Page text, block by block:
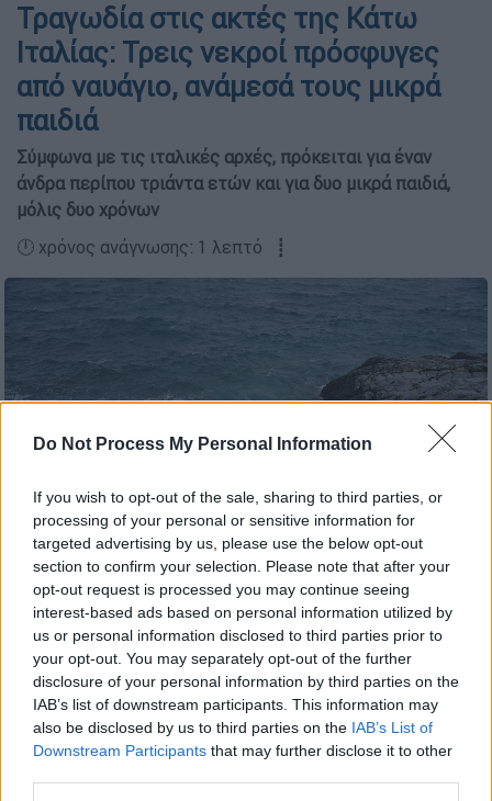
Do Not Process My Personal Information
If you wish to opt-out of the sale, sharing to third parties, or
processing of your personal or sensitive information for
targeted advertising by us, please use the below opt-out
section to confirm your selection. Please note that after your
opt-out request is processed you may continue seeing
interest-based ads based on personal information utilized by
us or personal information disclosed to third parties prior to
your opt-out. You may separately opt-out of the further
disclosure of your personal information by third parties on the
IAB’s list of downstream participants. This information may
also be disclosed by us to third parties on the IAB’s List of
Downstream Participants that may further disclose it to other
Τραγωδία στις ακτές της Κάτω
Ιταλίας: Τρεις νεκροί πρόσφυγες
από ναυάγιο, ανάμεσά τους μικρά
παιδιά
Σύμφωνα με τις ιταλικές αρχές, πρόκειται για έναν
άνδρα περίπου τριάντα ετών και για δυο μικρά παιδιά,
μόλις δυο χρόνων
🕛 χρόνος ανάγνωσης: 1 λεπτό ┋
Ναυάγιο με πρόσφυγες (ΠΑΝΑΓΙΩΤΗΣ
ΜΠΑΛΑΣΚΑΣ/EUROKINISSI)
Προσθέστε το ΕΘΝΟΣ στη Google
Πενήντα επτά άνθρωποι διασώθηκαν και
τρεις έχασαν την ζωή τους,κατά την
προσπάθειά τουςνα φτάσουν στιςακτές της